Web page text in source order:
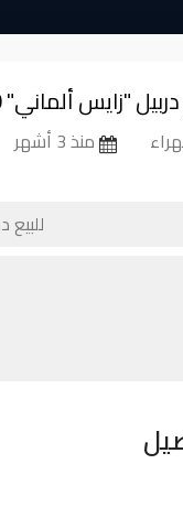
ألماني" 10×50 مخزن - كامل اغراضه جلد اصلی
منذ 3 أشهر